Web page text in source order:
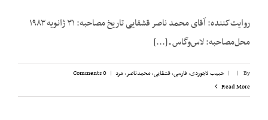
روایت‌کننده: آقای محمد ناصر قشقایی تاریخ مصاحبه: ۳۱ ژانویه ۱۹۸۳
محل‌مصاحبه: لاس‌وگاس ـ [...]
By
|
| حبیب لاجوردی,فارسی,قشقایی، محمدناصر,مرد |
0 Comments
Read More